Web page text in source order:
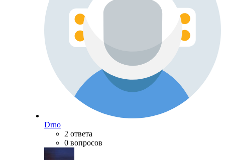
Drno
2 ответа
0 вопросов